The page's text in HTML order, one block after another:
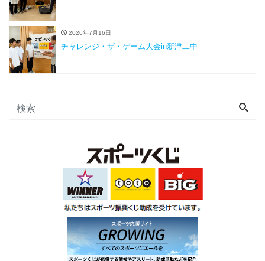
2026年7月16日
チャレンジ・ザ・ゲーム大会in新津二中